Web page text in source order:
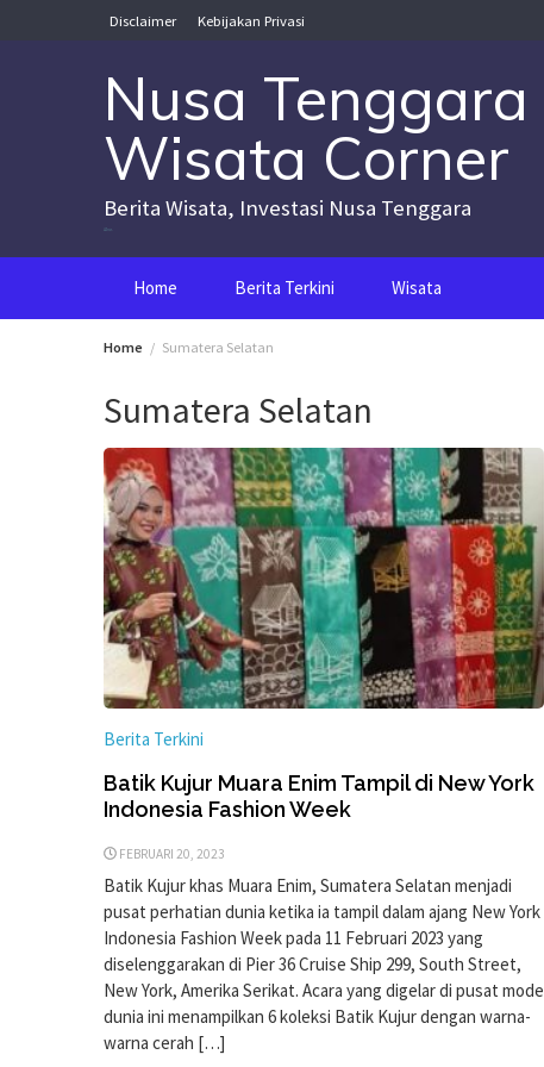
Disclaimer Kebijakan Privasi
Nusa Tenggara
Wisata Corner
Berita Wisata, Investasi Nusa Tenggara
Home Berita Terkini Wisata
Home Sumatera Selatan
Sumatera Selatan
Berita Terkini
Batik Kujur Muara Enim Tampil di New York
Indonesia Fashion Week
FEBRUARI 20, 2023
Batik Kujur khas Muara Enim, Sumatera Selatan menjadi
pusat perhatian dunia ketika ia tampil dalam ajang New York
Indonesia Fashion Week pada 11 Februari 2023 yang
diselenggarakan di Pier 36 Cruise Ship 299, South Street,
New York, Amerika Serikat. Acara yang digelar di pusat mode
dunia ini menampilkan 6 koleksi Batik Kujur dengan warna-
warna cerah […]